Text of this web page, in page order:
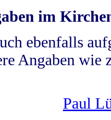
im
ebenfalls
Angaben wie
Paul